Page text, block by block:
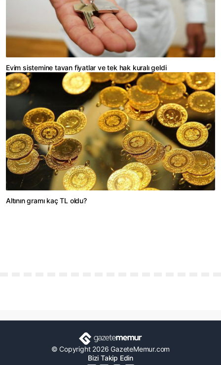
Evim sistemine tavan fiyatlar ve tek hak kuralı geldi
Altının gramı kaç TL oldu?
© Copyright 2026 GazeteMemur.com
Bizi Takip Edin